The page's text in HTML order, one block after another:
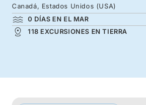
expertos a bordo aportarán una
profundidad a su experiencia
Pasaje Interior.
Canadá, Estados Unidos (USA)
0 DÍAS EN EL MAR
118 EXCURSIONES EN TIERRA